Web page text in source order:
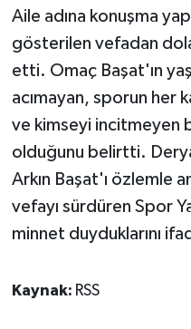
Aile adına konuşma
gösterilen vefadan
etti. Omaç Başat'ın
acımayan, sporun her
ve kimseyi incitmeyen
olduğunu belirtti.
Arkın Başat'ı özlemle
vefayı sürdüren Spor
minnet duyduklarını
Kaynak: RSS